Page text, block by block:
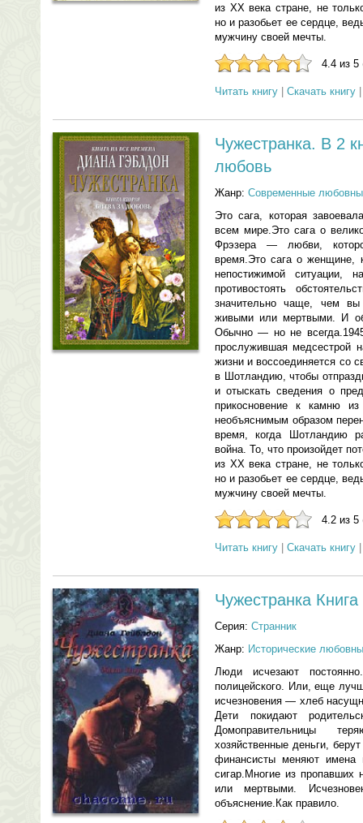
из XX века стране, не
но и разобьет ее сердце,
мужчину своей мечты.
4.4 из 5
Читать книгу Скачать книгу
Чужестранка. В 2
любовь
Жанр: Современные
Это сага, которая
всем мире.Это сага о
Фрэзера — любви,
время.Это сага о женщине,
непостижимой
противостоять
значительно чаще, чем
живыми или мертвыми. И
Обычно — но не
прослужившая медсестрой
жизни и воссоединяется со
в Шотландию, чтобы
и отыскать сведения о
прикосновение к камню
необъяснимым образом
время, когда Шотландию
война. То, что произойдет
из XX века стране, не
но и разобьет ее сердце,
мужчину своей мечты.
4.2 из 5
Читать книгу Скачать книгу
Чужестранка Книга
Серия: Странник
Жанр: Исторические
Люди исчезают
полицейского. Или, еще
исчезновения — хлеб
Дети покидают
Домоправительницы
хозяйственные деньги,
финансисты меняют
сигар.Многие из
или мертвыми.
объяснение.Как правило.